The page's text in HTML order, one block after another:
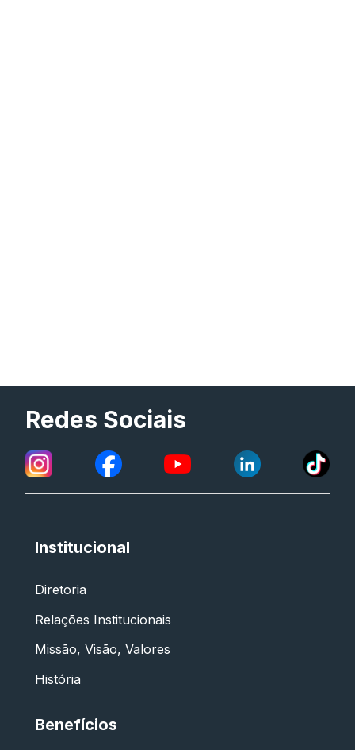
Redes Sociais
Institucional
Diretoria
Relações Institucionais
Missão, Visão, Valores
História
Benefícios